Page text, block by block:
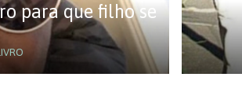
para que filho se